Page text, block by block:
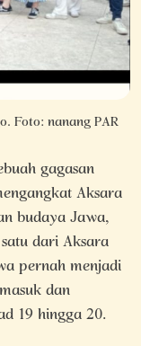
Foto: nanang PAR
gagasan
Aksara
budaya Jawa,
dari Aksara
menjadi
dan
19 hingga 20.